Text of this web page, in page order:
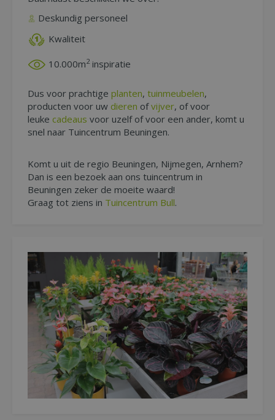
Deskundig personeel
Kwaliteit
10.000m2 inspiratie
Dus voor prachtige planten, tuinmeubelen,
producten voor uw dieren ofvijver, of voor
leuke cadeaus voor uzelf of voor een ander, komt u
snel naar Tuincentrum Beuningen.
Komt u uit de regio Beuningen, Nijmegen, Arnhem?
Dan is een bezoek aan ons tuincentrum in
Beuningen zeker de moeite waard!
Graag tot ziens in Tuincentrum Bull.